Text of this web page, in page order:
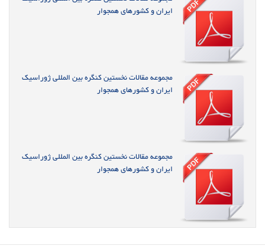
ایران و کشورهای همجوار
مجموعه مقالات نخستین کنگره بین المللی ژوراسیک
ایران و کشورهای همجوار
مجموعه مقالات نخستین کنگره بین المللی ژوراسیک
ایران و کشورهای همجوار